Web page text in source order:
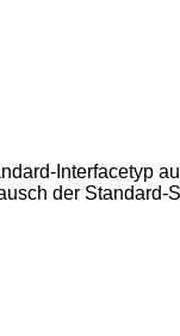
Interfacetyp
der